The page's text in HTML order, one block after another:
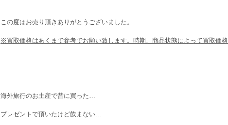
この度はお売り頂きありがとうございました。
※買取価格はあくまで参考でお願い致します。時期、商品状態によって買取価
海外旅行のお土産で昔に買った…
プレゼントで頂いたけど飲まない…